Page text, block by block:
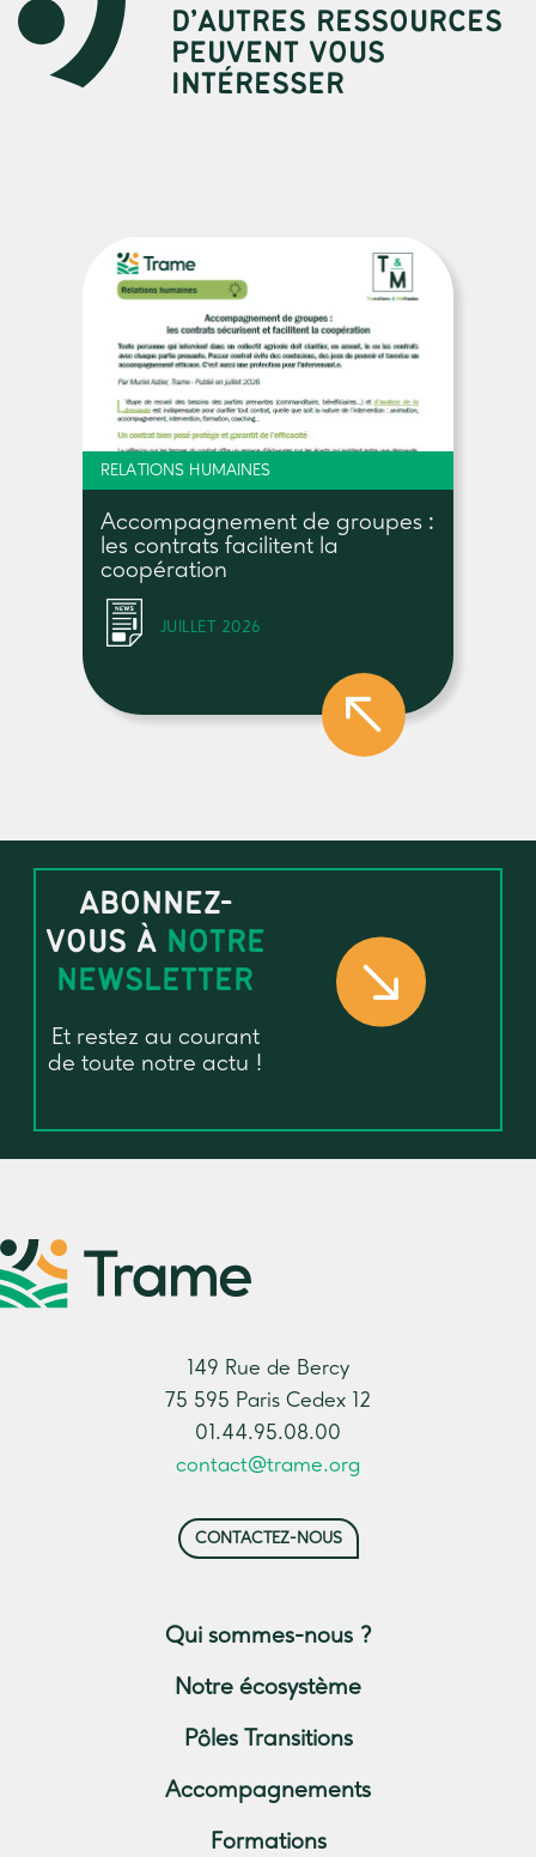
D’AUTRES RESSOURCES
PEUVENT VOUS
INTÉRESSER
RELATIONS HUMAINES
Accompagnement de groupes :
les contrats facilitent la
coopération
JUILLET 2026
ABONNEZ-
VOUS À NOTRE
NEWSLETTER
Et restez au courant
de toute notre actu !
149 Rue de Bercy
75 595 Paris Cedex 12
01.44.95.08.00
contact@trame.org
CONTACTEZ-NOUS
Qui sommes-nous ?
Notre écosystème
Pôles Transitions
Accompagnements
Formations